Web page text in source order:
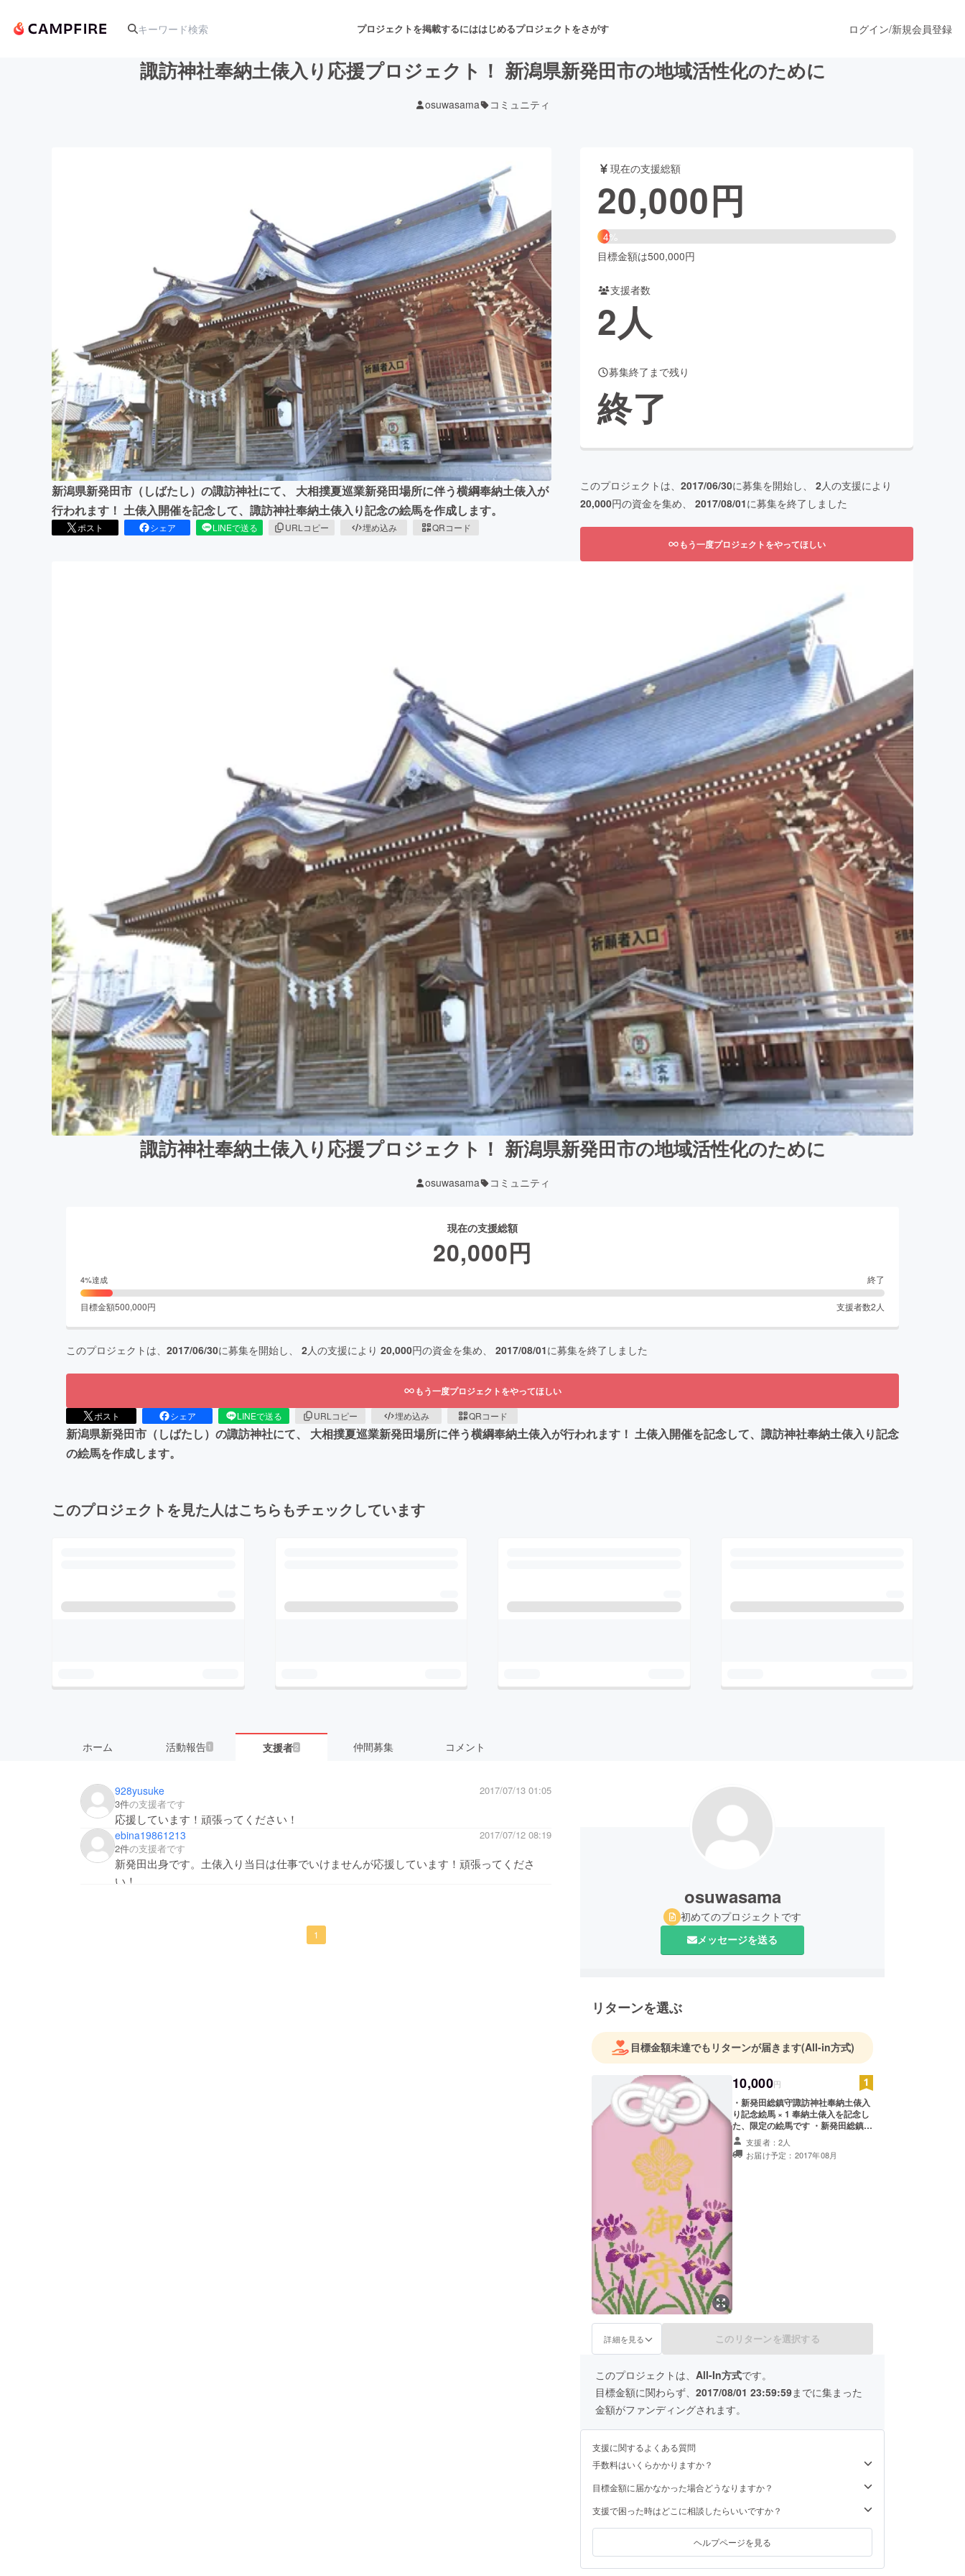
プロジェクトを掲載するにははじめるプロジェクトをさがす
舞台・パフォーマンス
テクノロジー・ガジェット ゲーム・サービス開発 フード・飲食店 ファッション
書籍・雑誌出版 アニメ・漫画
ビジネス・起業 チャレンジ ビューティー・ヘルスケア
まちづくり・地域活性化
CAMPFIRE for Social Good CAMPFIRE Creation
CAMPFIREふるさと納税machi-yaコミュニティ
ログイン/新規会員登録
諏訪神社奉納土俵入り応援プロジェクト！ 新潟県新発田市の地域活性化のために
osuwasama コミュニティ
新潟県新発田市（しばたし）の諏訪神社にて、 大相撲夏巡業新発田場所に伴う横綱奉納土俵入が
行われます！ 土俵入開催を記念して、諏訪神社奉納土俵入り記念の絵馬を作成します。
ポスト シェア LINEで送る URLコピー 埋め込み QRコード
現在の支援総額
20,000円
4%
目標金額は500,000円
支援者数
2人
募集終了まで残り
終了
このプロジェクトは、 2017/06/30に募集を開始し、 2人の支援により
20,000円の資金を集め、 2017/08/01に募集を終了しました
もう一度プロジェクトをやってほしい
諏訪神社奉納土俵入り応援プロジェクト！ 新潟県新発田市の地域活性化のために
osuwasama コミュニティ
現在の支援総額
20,000円
4%達成 終了
目標金額500,000円 支援者数2 人
このプロジェクトは、 2017/06/30に募集を開始し、 2人の支援により 20,000円の資金を集め、 2017/08/01に募集を終了しました
もう一度プロジェクトをやってほしい
ポスト シェア LINEで送る URLコピー 埋め込み QRコード
新潟県新発田市（しばたし）の諏訪神社にて、 大相撲夏巡業新発田場所に伴う横綱奉納土俵入が行われます！ 土俵入開催を記念して、諏訪神社奉納土俵入り記念
の絵馬を作成します。
このプロジェクトを見た人はこちらもチェックしています
ホーム 活動報告 1 支援者2 仲間募集 コメント
928yusuke
2017/07/13 01:05
3件の支援者です
応援しています！頑張ってください！
ebina19861213
2017/07/12 08:19
2件の支援者です
新発田出身です。土俵入り当日は仕事でいけませんが応援しています！頑張ってくださ
い！
1
osuwasama
初めてのプロジェクトです
メッセージを送る
リターンを選ぶ
目標金額未達でもリターンが届きます(All-in方式)
10,000円
・新発田総鎮守諏訪神社奉納土俵入
り記念絵馬 × 1 奉納土俵入を記念し
た、限定の絵馬です ・新発田総鎮守
諏訪神社のあやめ柄のお守り×１ 新
発田市を代表する花でもあるあやめ
の柄を施したお守りです。
支援者：2人
お届け予定：2017年08月
詳細を見る このリターンを選択する
このプロジェクトは、 All-In方式です。
目標金額に関わらず、 2017/08/01 23:59:59までに集まった
金額がファンディングされます。
支援に関するよくある質問
手数料はいくらかかりますか？
目標金額に届かなかった場合どうなりますか？
支援で困った時はどこに相談したらいいですか？
ヘルプページを見る